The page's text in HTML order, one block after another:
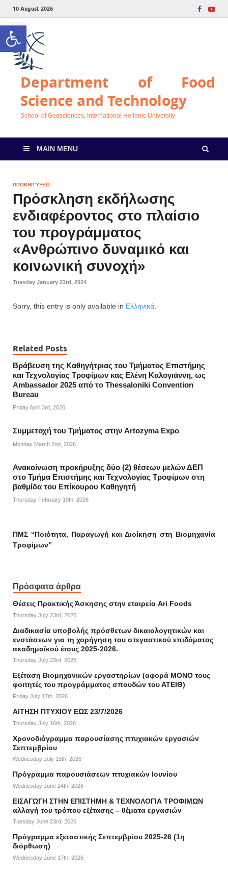
Open toolbar
10 August 2026
Department of Food
Science and Technology
School of Geosciences, International Hellenic University
MAIN MENU
ΠΡΟΚΗΡΎΞΕΙΣ
Πρόσκληση εκδήλωσης
ενδιαφέροντος στο πλαίσιο
του προγράμματος
«Ανθρώπινο δυναμικό και
κοινωνική συνοχή»
Tuesday January 23rd, 2024
Sorry, this entry is only available in Ελληνικά
Related Posts
Βράβευση της Καθηγήτριας του Τμήματος Επιστήμης
και Τεχνολογίας Τροφίμων κας Ελένη Καλογιάννη, ως
Ambassador 2025 από το Thessaloniki Convention
Bureau
Friday April 3rd, 2026
Συμμετοχή του Τμήματος στην Artozyma Expo
Monday March 2nd, 2026
Ανακοίνωση προκήρυξης δύο (2) θέσεων μελών ΔΕΠ
στο Τμήμα Επιστήμης και Τεχνολογίας Τροφίμων στη
βαθμίδα του Επίκουρου Καθηγητή
Thursday February 19th, 2026
ΠΜΣ “Ποιότητα, Παραγωγή και Διοίκηση στη Βιομηχανία
Τροφίμων”
Πρόσφατα άρθρα
Θέσεις Πρακτικής Άσκησης στην εταιρεία Ari Foods
Thursday July 23rd, 2026
Διαδικασία υποβολής πρόσθετων δικαιολογητικών και
ενστάσεων για τη χορήγηση του στεγαστικού επιδόματος
ακαδημαϊκού έτους 2025-2026.
Thursday July 23rd, 2026
Εξέταση Βιομηχανικών εργαστηρίων (αφορά ΜΟΝΟ τους
φοιτητές του προγράμματος σπουδών του ΑΤΕΙΘ)
Friday July 17th, 2026
ΑΙΤΗΣΗ ΠΤΥΧΙΟΥ ΕΩΣ 23/7/2026
Thursday July 16th, 2026
Χρονοδιάγραμμα παρουσίασης πτυχιακών εργασιών
Σεπτεμβρίου
Wednesday July 15th, 2026
Πρόγραμμα παρουσιάσεων πτυχιακών Ιουνίου
Wednesday June 24th, 2026
ΕΙΣΑΓΩΓΗ ΣΤΗΝ ΕΠΙΣΤΗΜΗ & ΤΕΧΝΟΛΟΓΙΑ ΤΡΟΦΙΜΩΝ
αλλαγή του τρόπου εξέτασης – θέματα εργασιών
Tuesday June 23rd, 2026
Πρόγραμμα εξεταστικής Σεπτεμβρίου 2025-26 (1η
διόρθωση)
Wednesday June 17th, 2026